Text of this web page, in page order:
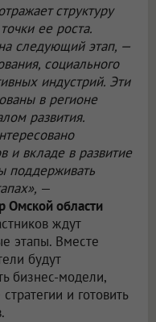
структуру
ее роста.
следующий этап, —
социального
индустрий. Эти
в регионе
развития.
и вкладе в развитие
поддерживать
—
Омской области
ждут
этапы. Вместе
будут
бизнес-модели,
и готовить